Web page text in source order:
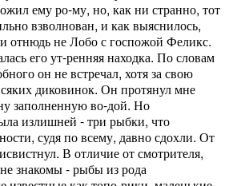
ему ро-му, но, как ни странно, тот
взволнован, и как выяснилось,
отнюдь не Лобо с госпожой Феликс.
его ут-ренняя находка. По словам
он не встречал, хотя за свою
диковинок. Он протянул мне
заполненную во-дой. Но
излишней - три рыбки, что
судя по всему, давно сдохли. От
В отличие от смотрителя,
знакомы - рыбы из рода